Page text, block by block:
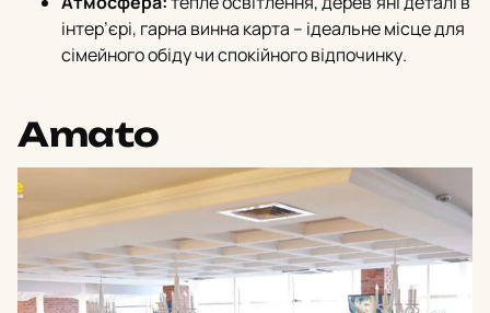
інтер’єрi, гарна винна карта – ідеальне місце для
сімейного обіду чи спокійного відпочинку.
Amato